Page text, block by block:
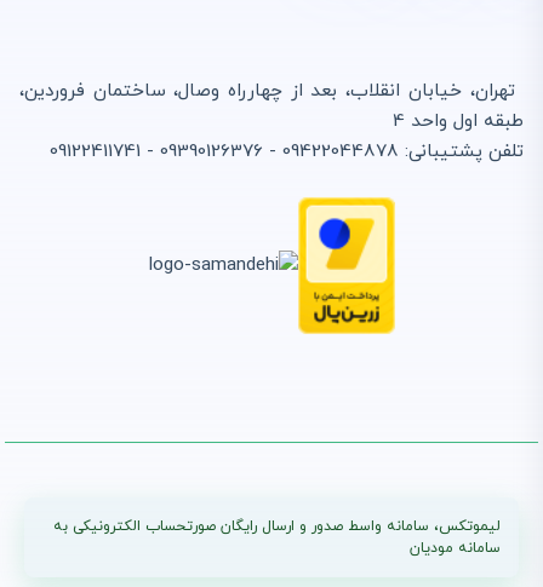
تهران، خیابان انقلاب، بعد از چهارراه وصال، ساختمان فروردین،
طبقه اول واحد 4
تلفن پشتیبانی: 09422044878 - 09390126376 - 09122411741
لیموتکس، سامانه واسط صدور و ارسال رایگان صورتحساب الکترونیکی به
سامانه مودیان